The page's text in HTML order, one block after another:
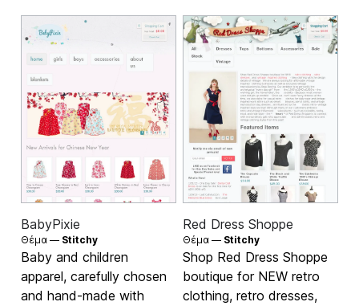
BabyPixie
Θέμα — Stitchy
Baby and children
apparel, carefully chosen
and hand-made with
Red Dress Shoppe
Θέμα — Stitchy
Shop Red Dress Shoppe
boutique for NEW retro
clothing, retro dresses,